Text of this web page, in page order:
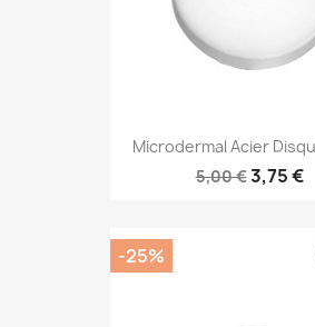
Microdermal Acier
5,00 €3,75 €
-25%